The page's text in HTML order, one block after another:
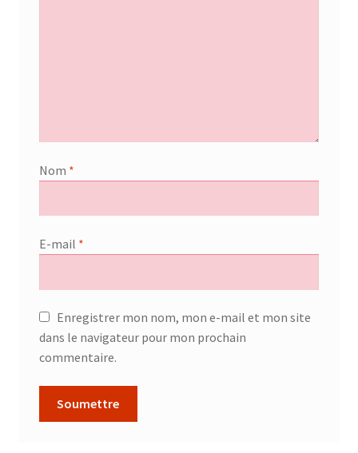
Nom *
E-mail *
Enregistrer mon nom, mon e-mail et mon site
dans le navigateur pour mon prochain
commentaire.